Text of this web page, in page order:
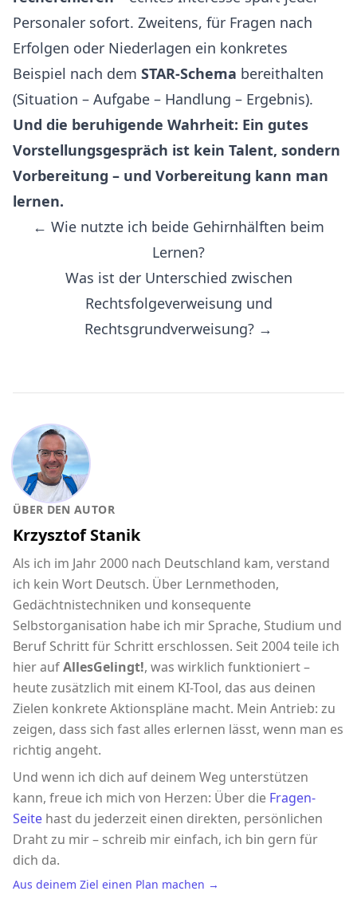
Personaler sofort. Zweitens, für Fragen nach
Erfolgen oder Niederlagen ein konkretes
Beispiel nach dem STAR-Schema bereithalten
(Situation – Aufgabe – Handlung – Ergebnis).
Und die beruhigende Wahrheit: Ein gutes
Vorstellungsgespräch ist kein Talent, sondern
Vorbereitung – und Vorbereitung kann man
lernen.
← Wie nutzte ich beide Gehirnhälften beim
Lernen?
Was ist der Unterschied zwischen
Rechtsfolgeverweisung und
Rechtsgrundverweisung? →
ÜBER DEN AUTOR
Krzysztof Stanik
Als ich im Jahr 2000 nach Deutschland kam, verstand
ich kein Wort Deutsch. Über Lernmethoden,
Gedächtnistechniken und konsequente
Selbstorganisation habe ich mir Sprache, Studium und
Beruf Schritt für Schritt erschlossen. Seit 2004 teile ich
hier aufAllesGelingt!, was wirklich funktioniert –
heute zusätzlich mit einem KI-Tool, das aus deinen
Zielen konkrete Aktionspläne macht. Mein Antrieb: zu
zeigen, dass sich fast alles erlernen lässt, wenn man es
richtig angeht.
Und wenn ich dich auf deinem Weg unterstützen
kann, freue ich mich von Herzen: Über die Fragen-
Seite hast du jederzeit einen direkten, persönlichen
Draht zu mir – schreib mir einfach, ich bin gern für
dich da.
Aus deinem Ziel einen Plan machen →